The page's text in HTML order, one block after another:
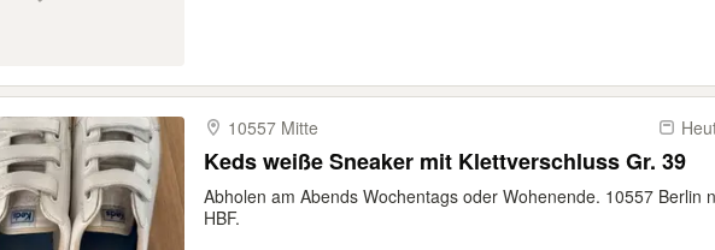
10557 Mitte
Keds weiße Sneaker mit Klettverschluss Gr. 39
Abholen am Abends Wochentags oder Wohenende. 10557 Berlin
HBF.